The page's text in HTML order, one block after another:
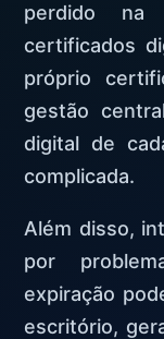
perdido na
certificados
próprio
gestão
digital de
complicada.
Além disso,
por
expiração
escritório,